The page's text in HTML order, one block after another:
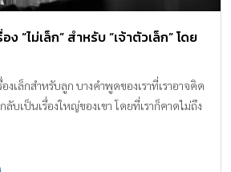
“ไม่เล็ก” สำหรับ “เจ้าตัวเล็ก” โดย
เล็กสำหรับลูก บางคำพูดของเราที่เราอาจคิด
ลับเป็นเรื่องใหญ่ของเขา โดยที่เราก็คาดไม่ถึง